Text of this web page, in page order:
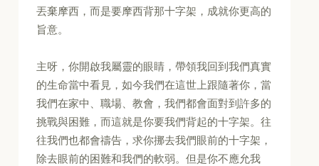
丟棄摩西，而是要摩西背那十字架，成就你更高的
旨意。
主呀，你開啟我屬靈的眼睛，帶領我回到我們真實
的生命當中看見，如今我們在這世上跟隨著你，當
我們在家中、職場、教會，我們都會面對到許多的
挑戰與困難，而這就是你要我們背起的十字架。往
往我們也都會禱告，求你挪去我們眼前的十字架，
除去眼前的困難和我們的軟弱。但是你不應允我